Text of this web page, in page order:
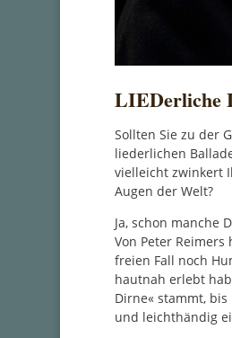
LIEDerliche
Sollten Sie zu der
liederlichen
vielleicht zwinkert
Augen der Welt?
Ja, schon manche
Von Peter
freien Fall noch
hautnah erlebt
Dirne« stammt,
und leichthändig